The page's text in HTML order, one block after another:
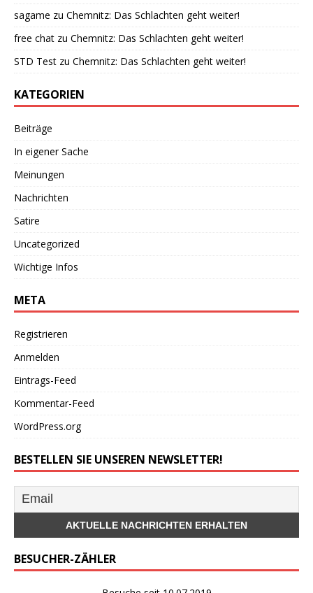
sagame zu Chemnitz: Das Schlachten geht weiter!
free chat zu Chemnitz: Das Schlachten geht weiter!
STD Test zu Chemnitz: Das Schlachten geht weiter!
KATEGORIEN
Beiträge
In eigener Sache
Meinungen
Nachrichten
Satire
Uncategorized
Wichtige Infos
META
Registrieren
Anmelden
Eintrags-Feed
Kommentar-Feed
WordPress.org
BESTELLEN SIE UNSEREN NEWSLETTER!
BESUCHER-ZÄHLER